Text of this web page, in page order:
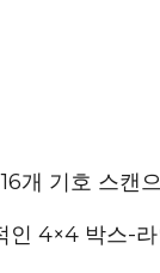
개 기호 스캔
4×4 박스-